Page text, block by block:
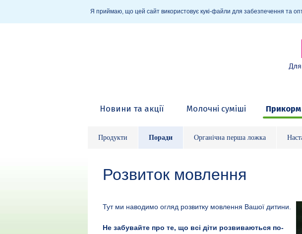
Я приймаю, що цей сайт використовує кукі-файли для забезпечення та
Новини та акції Молочні суміші Прикорм
Продукти Поради Органічна перша ложка
Розвиток мовлення
Тут ми наводимо огляд розвитку мовлення Вашої дитини.
Не забувайте про те, що всі діти розвиваються по-